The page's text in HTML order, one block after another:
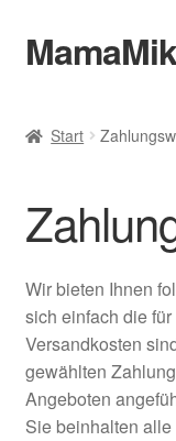
Zur
Navigation
Zum
Inhalt
Datenschutz
Widerruf
Versand &
Impressum
Start
Wir bieten Ihnen
sich einfach die
Versandkosten
gewählten
Angeboten
Sie beinhalten